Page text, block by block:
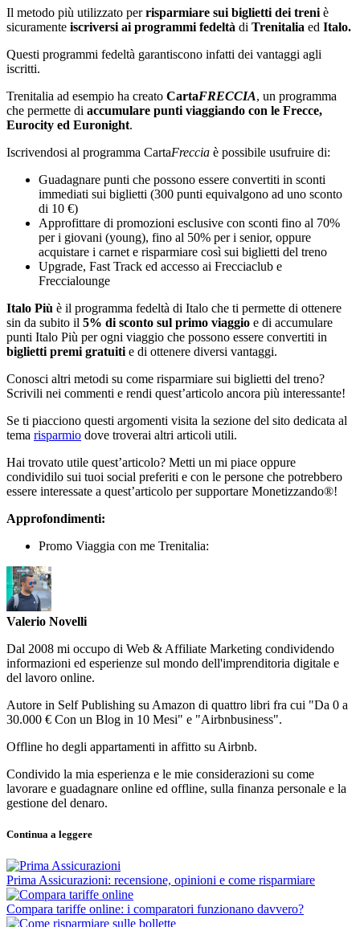
Il metodo più utilizzato perrisparmiare sui biglietti dei treni è
sicuramente iscriversi ai programmi fedeltà di Trenitalia ed Italo.
Questi programmi fedeltà garantiscono infatti dei vantaggi agli
iscritti.
Trenitalia ad esempio ha creato CartaFRECCIA, un programma
che permette di accumulare punti viaggiando con le Frecce,
Eurocity ed Euronight.
Iscrivendosi al programma CartaFreccia è possibile usufruire di:
Guadagnare punti che possono essere convertiti in sconti
immediati sui biglietti (300 punti equivalgono ad uno sconto
di 10 €)
Approfittare di promozioni esclusive con sconti fino al 70%
per i giovani (young), fino al 50% per i senior, oppure
acquistare i carnet e risparmiare così sui biglietti del treno
Upgrade, Fast Track ed accesso ai Frecciaclub e
Freccialounge
Italo Più è il programma fedeltà di Italo che ti permette di ottenere
sin da subito il 5% di sconto sul primo viaggio e di accumulare
punti Italo Più per ogni viaggio che possono essere convertiti in
biglietti premi gratuiti e di ottenere diversi vantaggi.
Conosci altri metodi su come risparmiare sui biglietti del treno?
Scrivili nei commenti e rendi quest’articolo ancora più interessante!
Se ti piacciono questi argomenti visita la sezione del sito dedicata al
tema risparmio dove troverai altri articoli utili.
Hai trovato utile quest’articolo? Metti un mi piace oppure
condividilo sui tuoi social preferiti e con le persone che potrebbero
essere interessate a quest’articolo per supportare Monetizzando®!
Approfondimenti:
Promo Viaggia con me Trenitalia:
Valerio Novelli
Dal 2008 mi occupo di Web & Affiliate Marketing condividendo
informazioni ed esperienze sul mondo dell'imprenditoria digitale e
del lavoro online.
Autore in Self Publishing su Amazon di quattro libri fra cui "Da 0 a
30.000 € Con un Blog in 10 Mesi" e "Airbnbusiness".
Offline ho degli appartamenti in affitto su Airbnb.
Condivido la mia esperienza e le mie considerazioni su come
lavorare e guadagnare online ed offline, sulla finanza personale e la
gestione del denaro.
Continua a leggere
Prima Assicurazioni: recensione, opinioni e come risparmiare
Compara tariffe online: i comparatori funzionano davvero?